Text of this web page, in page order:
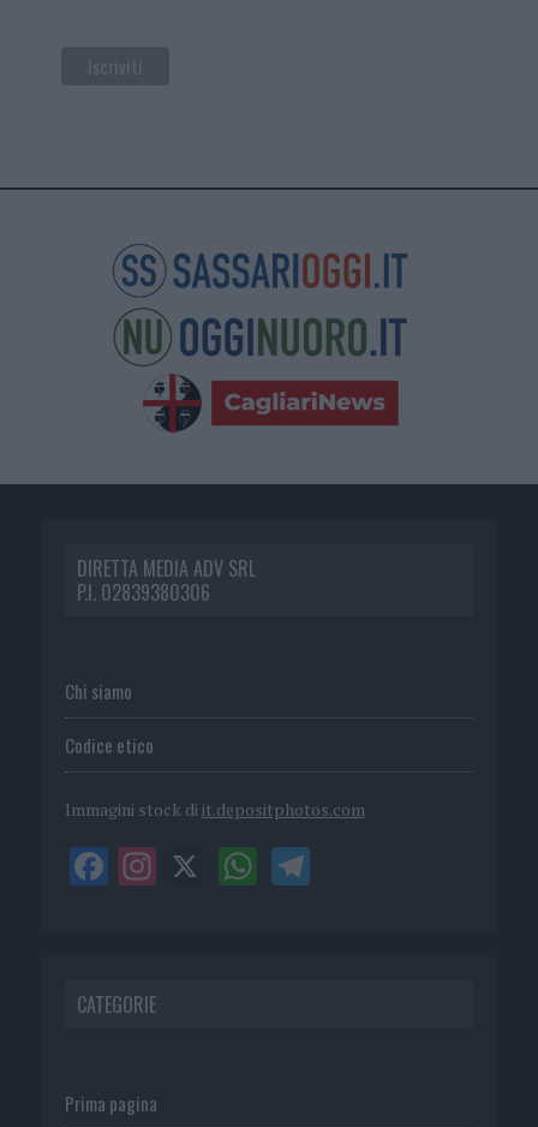
DIRETTA MEDIA ADV SRL
P.I. 02839380306
Chi siamo
Codice etico
Immagini stock di it.depositphotos.com
CATEGORIE
Prima pagina